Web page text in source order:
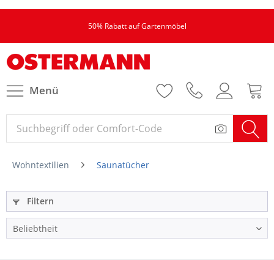
50% Rabatt auf Gartenmöbel
Menü
Wohntextilien Saunatücher
Filtern